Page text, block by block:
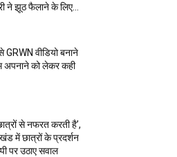
ने झूठ फैलाने के लिए...
GRWN वीडियो बनाने
अपनाने को लेकर कही
से नफरत करती है’,
में छात्रों के प्रदर्शन
पर उठाए सवाल